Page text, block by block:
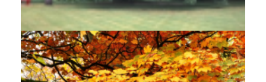
Acer pseudoplatanus